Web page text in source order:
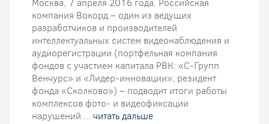
Москва, 7 апреля 2016 года. Российская
компания Вокорд – один из ведущих
разработчиков и производителей
интеллектуальных систем видеонаблюдения и
аудиорегистрации (портфельная компания
фондов с участием капитала РВК: «С-Групп
Венчурс» и «Лидер-инновации»; резидент
фонда «Сколково») – подводит итоги работы
комплексов фото- и видеофиксации
нарушений ... читать дальше